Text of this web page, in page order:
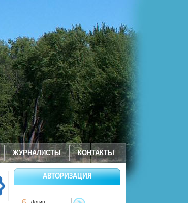
ЖУРНАЛИСТЫ КОНТАКТЫ
АВТОРИЗАЦИЯ